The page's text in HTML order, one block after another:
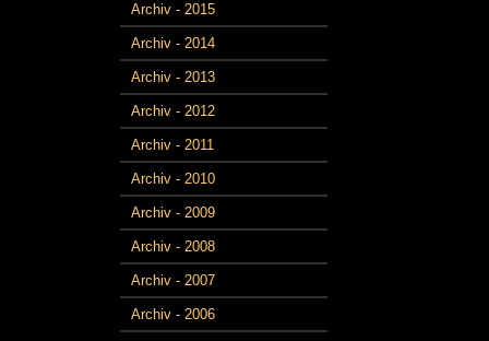
Archiv - 2015
Archiv - 2014
Archiv - 2013
Archiv - 2012
Archiv - 2011
Archiv - 2010
Archiv - 2009
Archiv - 2008
Archiv - 2007
Archiv - 2006